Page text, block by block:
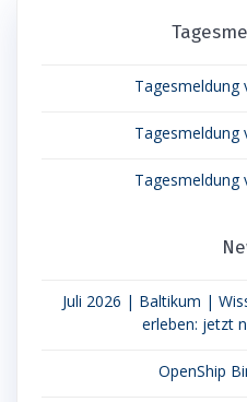
Tagesmeldung
Tagesmeldung
Tagesmeldung
Juli 2026 | Baltikum |
erleben: jetzt
OpenShip